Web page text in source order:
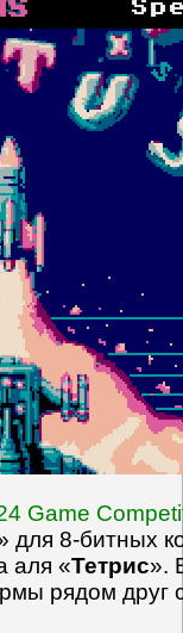
Game
для 8-битных
аля «Тетрис».
рядом друг